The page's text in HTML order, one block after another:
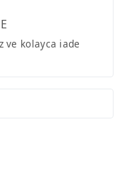
ve kolayca iade